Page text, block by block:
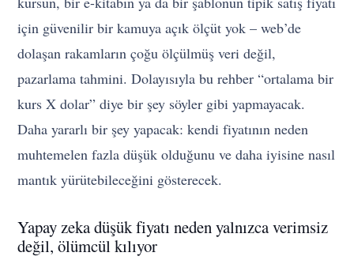
için güvenilir bir kamuya açık ölçüt yok – web’de
dolaşan rakamların çoğu ölçülmüş veri değil,
pazarlama tahmini. Dolayısıyla bu rehber “ortalama bir
kurs X dolar” diye bir şey söyler gibi yapmayacak.
Daha yararlı bir şey yapacak: kendi fiyatının neden
muhtemelen fazla düşük olduğunu ve daha iyisine nasıl
mantık yürütebileceğini gösterecek.
Yapay zeka düşük fiyatı neden yalnızca verimsiz
değil, ölümcül kılıyor